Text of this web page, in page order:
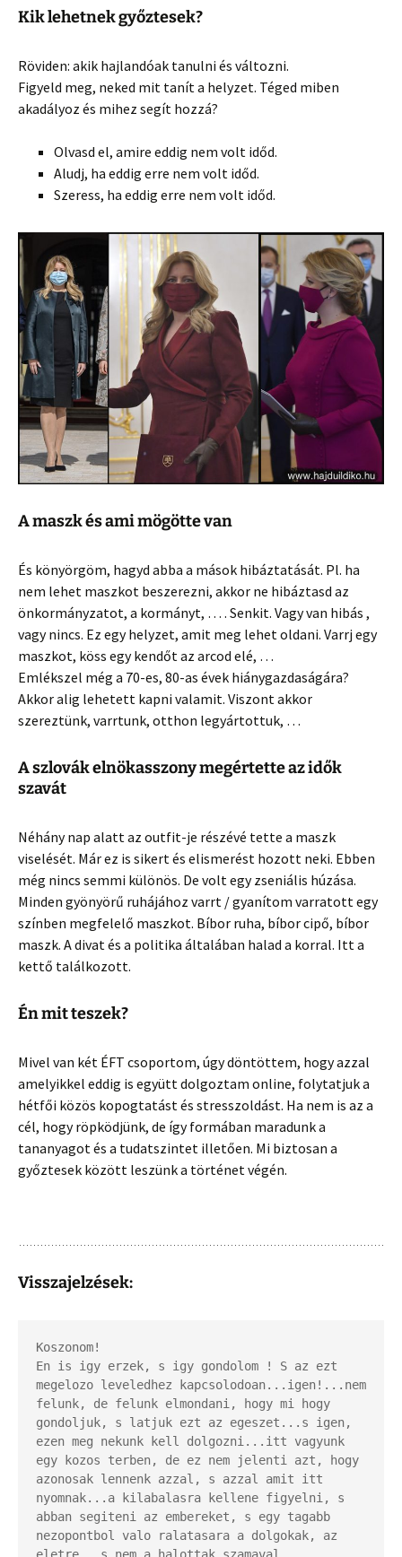
Kik lehetnek győztesek?
Röviden: akik hajlandóak tanulni és változni.
Figyeld meg, neked mit tanít a helyzet. Téged miben
akadályoz és mihez segít hozzá?
Olvasd el, amire eddig nem volt időd.
Aludj, ha eddig erre nem volt időd.
Szeress, ha eddig erre nem volt időd.
A maszk és ami mögötte van
És könyörgöm, hagyd abba a mások hibáztatását. Pl. ha
nem lehet maszkot beszerezni, akkor ne hibáztasd az
önkormányzatot, a kormányt, … . Senkit. Vagy van hibás ,
vagy nincs. Ez egy helyzet, amit meg lehet oldani. Varrj egy
maszkot, köss egy kendőt az arcod elé, …
Emlékszel még a 70-es, 80-as évek hiánygazdaságára?
Akkor alig lehetett kapni valamit. Viszont akkor
szereztünk, varrtunk, otthon legyártottuk, …
A szlovák elnökasszony megértette az idők
szavát
Néhány nap alatt az outfit-je részévé tette a maszk
viselését. Már ez is sikert és elismerést hozott neki. Ebben
még nincs semmi különös. De volt egy zseniális húzása.
Minden gyönyörű ruhájához varrt / gyanítom varratott egy
színben megfelelő maszkot. Bíbor ruha, bíbor cipő, bíbor
maszk. A divat és a politika általában halad a korral. Itt a
kettő találkozott.
Én mit teszek?
Mivel van két ÉFT csoportom, úgy döntöttem, hogy azzal
amelyikkel eddig is együtt dolgoztam online, folytatjuk a
hétfői közös kopogtatást és stresszoldást. Ha nem is az a
cél, hogy röpködjünk, de így formában maradunk a
tananyagot és a tudatszintet illetően. Mi biztosan a
győztesek között leszünk a történet végén.
Visszajelzések:
Koszonom!
En is igy erzek, s igy gondolom ! S az ezt
megelozo leveledhez kapcsolodoan...igen!...nem
felunk, de felunk elmondani, hogy mi hogy
gondoljuk, s latjuk ezt az egeszet...s igen,
ezen meg nekunk kell dolgozni...itt vagyunk
egy kozos terben, de ez nem jelenti azt, hogy
azonosak lennenk azzal, s azzal amit itt
nyomnak...a kilabalasra kellene figyelni, s
abban segiteni az embereket, s egy tagabb
nezopontbol valo ralatasara a dolgokak, az